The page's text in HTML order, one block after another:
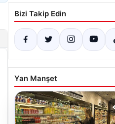
Bizi Takip Edin
Yan Manşet